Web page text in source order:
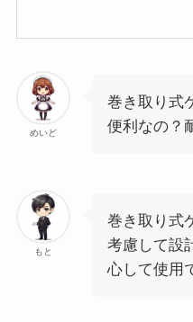
めいど
巻き取り式
便利なの？
もと
巻き取り式
考慮して設
心して使用